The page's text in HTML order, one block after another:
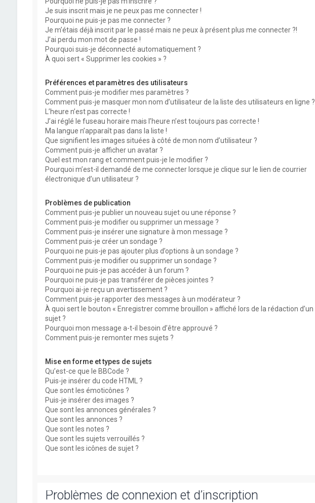
Je suis inscrit mais je ne peux pas me connecter !
Pourquoi ne puis-je pas me connecter ?
Je m’étais déjà inscrit par le passé mais ne peux à présent plus me connecter ?!
J’ai perdu mon mot de passe !
Pourquoi suis-je déconnecté automatiquement ?
À quoi sert « Supprimer les cookies » ?
Préférences et paramètres des utilisateurs
Comment puis-je modifier mes paramètres ?
Comment puis-je masquer mon nom d’utilisateur de la liste des utilisateurs en ligne ?
L’heure n’est pas correcte !
J’ai réglé le fuseau horaire mais l’heure n’est toujours pas correcte !
Ma langue n’apparaît pas dans la liste !
Que signifient les images situées à côté de mon nom d’utilisateur ?
Comment puis-je afficher un avatar ?
Quel est mon rang et comment puis-je le modifier ?
Pourquoi m’est-il demandé de me connecter lorsque je clique sur le lien de courrier
électronique d’un utilisateur ?
Problèmes de publication
Comment puis-je publier un nouveau sujet ou une réponse ?
Comment puis-je modifier ou supprimer un message ?
Comment puis-je insérer une signature à mon message ?
Comment puis-je créer un sondage ?
Pourquoi ne puis-je pas ajouter plus d’options à un sondage ?
Comment puis-je modifier ou supprimer un sondage ?
Pourquoi ne puis-je pas accéder à un forum ?
Pourquoi ne puis-je pas transférer de pièces jointes ?
Pourquoi ai-je reçu un avertissement ?
Comment puis-je rapporter des messages à un modérateur ?
À quoi sert le bouton « Enregistrer comme brouillon » affiché lors de la rédaction d’un
sujet ?
Pourquoi mon message a-t-il besoin d’être approuvé ?
Comment puis-je remonter mes sujets ?
Mise en forme et types de sujets
Qu’est-ce que le BBCode ?
Puis-je insérer du code HTML ?
Que sont les émoticônes ?
Puis-je insérer des images ?
Que sont les annonces générales ?
Que sont les annonces ?
Que sont les notes ?
Que sont les sujets verrouillés ?
Que sont les icônes de sujet ?
Problèmes de connexion et d’inscription